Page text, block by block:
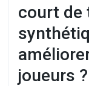
court de
joueurs ?